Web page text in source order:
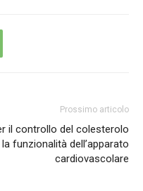
Prossimo articolo
il controllo del colesterolo
la funzionalità dell’apparato
cardiovascolare